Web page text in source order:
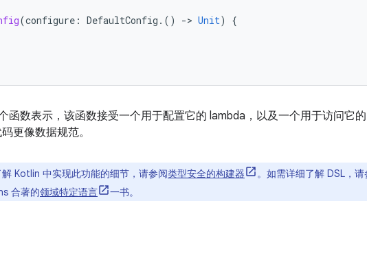
(configure : DefaultConfig .() -> Unit)
{
函数表示，该函数接受一个用于配置它的 lambda，以及一个用于访问它的
更像数据规范。
Kotlin 中实现此功能的细节，请参阅类型安全的构建器
。如需详细了解 DSL，
合著的领域特定语言 一书。